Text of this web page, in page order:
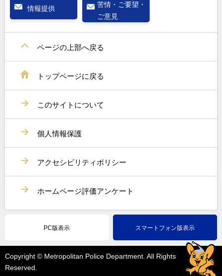
情報提供
苦情・ご要望・
ご意見
ページの上部へ戻る
トップページに戻る
このサイトについて
個人情報保護
アクセシビリティポリシー
ホームページ評価アンケート
PC版表示 スマートフォン版表示
Copyright © Metropolitan Police Department. All Rights
Reserved.